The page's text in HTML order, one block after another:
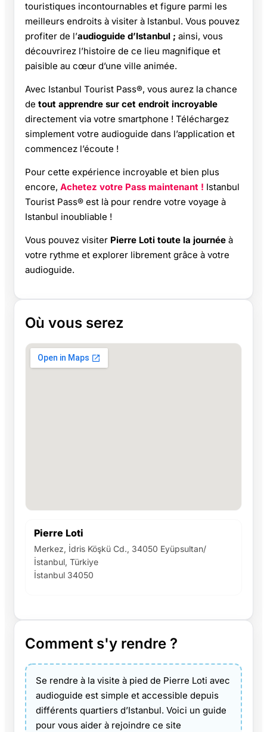
touristiques incontournables et figure parmi les
meilleurs endroits à visiter à Istanbul. Vous pouvez
profiter de l’audioguide d’Istanbul ; ainsi, vous
découvrirez l’histoire de ce lieu magnifique et
paisible au cœur d’une ville animée.
Avec Istanbul Tourist Pass®, vous aurez la chance
de tout apprendre sur cet endroit incroyable
directement via votre smartphone ! Téléchargez
simplement votre audioguide dans l’application et
commencez l’écoute !
Pour cette expérience incroyable et bien plus
encore, Achetez votre Pass maintenant ! Istanbul
Tourist Pass® est là pour rendre votre voyage à
Istanbul inoubliable !
Vous pouvez visiter Pierre Loti toute la journée à
votre rythme et explorer librement grâce à votre
audioguide.
Où vous serez
Pierre Loti
Merkez, İdris Köşkü Cd., 34050 Eyüpsultan/
İstanbul, Türkiye
İstanbul 34050
Comment s'y rendre ?
Se rendre à la visite à pied de Pierre Loti avec
audioguide est simple et accessible depuis
différents quartiers d’Istanbul. Voici un guide
pour vous aider à rejoindre ce site